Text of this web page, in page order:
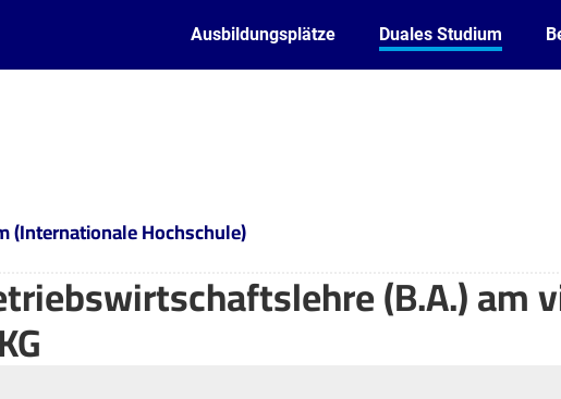
Ausbildungsplätze Duales Studium
(Internationale Hochschule)
(B.A.) am